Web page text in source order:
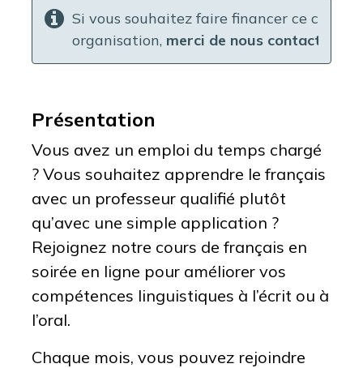
Si vous souhaitez faire financer ce cours
organisation, merci de nous contacter
Présentation
Vous avez un emploi du temps chargé
? Vous souhaitez apprendre le français
avec un professeur qualifié plutôt
qu’avec une simple application ?
Rejoignez notre cours de français en
soirée en ligne pour améliorer vos
compétences linguistiques à l’écrit ou à
l’oral.
Chaque mois, vous pouvez rejoindre